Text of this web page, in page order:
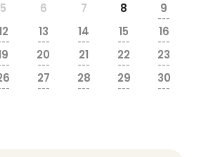
5 6 7 8 9
---
13
---
14
---
15
---
16
---
20
---
21
---
22
---
23
---
27
---
28
---
29
---
30
---